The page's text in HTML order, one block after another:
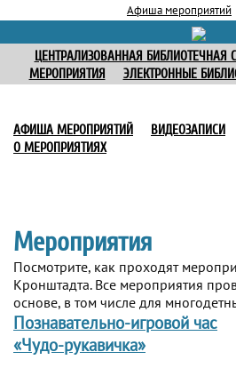
Афиша мероприятий
ЦЕНТРАЛИЗОВАННАЯ БИБЛИОТЕЧНАЯ
МЕРОПРИЯТИЯ
ЭЛЕКТРОННЫЕ
АФИША МЕРОПРИЯТИЙ ВИДЕОЗАПИСИ
О МЕРОПРИЯТИЯХ
Мероприятия
Посмотрите, как проходят
Кронштадта. Все мероприятия
основе, в том числе для
Познавательно-игровой час
«Чудо-рукавичка»